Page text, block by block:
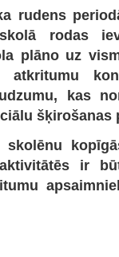
rudens
rodas
plāno uz
kas
šķirošanas
ir